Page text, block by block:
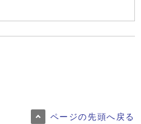
ページの先頭へ戻る